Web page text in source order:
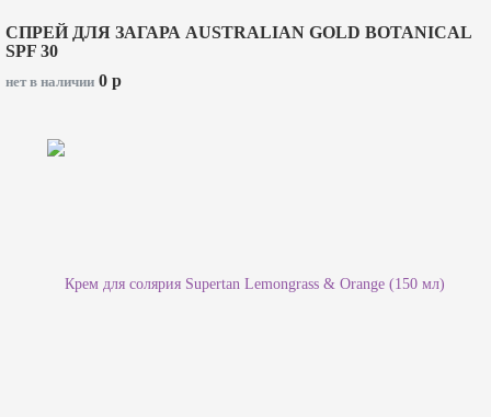
СПРЕЙ ДЛЯ ЗАГАРА AUSTRALIAN GOLD BOTANICAL
SPF 30
нет в наличии 0 p